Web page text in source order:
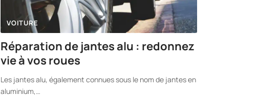
VOITURE
Réparation de jantes alu : redonnez
vie à vos roues
Les jantes alu, également connues sous le nom de jantes en
aluminium,…